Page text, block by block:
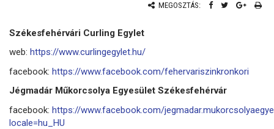
MEGOSZTÁS:
Székesfehérvári Curling Egylet
web: https://www.curlingegylet.hu/
facebook: https://www.facebook.com/fehervariszinkronkori
Jégmadár Műkorcsolya Egyesület Székesfehérvár
facebook: https://www.facebook.com/
locale=hu_HU